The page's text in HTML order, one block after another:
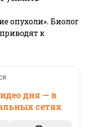
опухоли». Биолог
к
дня — в
сетях